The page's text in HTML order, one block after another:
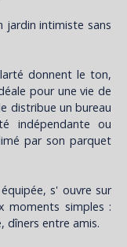
jardin intimiste sans
donnent le ton,
pour une vie de
distribue un bureau
indépendante ou
par son parquet
s' ouvre sur
moments simples :
dîners entre amis.